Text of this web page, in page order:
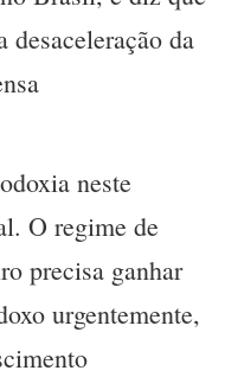
desaceleração da
neste
O regime de
precisa ganhar
urgentemente,